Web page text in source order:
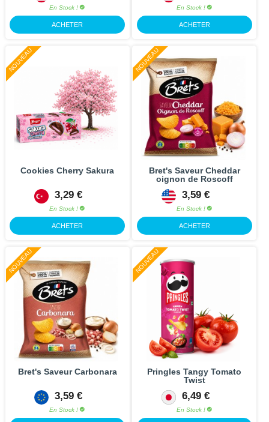
En Stock !
ACHETER
En Stock !
ACHETER
NOUVEAU
Cookies Cherry Sakura
3,29 €
En Stock !
ACHETER
NOUVEAU
Bret's Saveur Cheddar
oignon de Roscoff
3,59 €
En Stock !
ACHETER
NOUVEAU
Bret's Saveur Carbonara
3,59 €
En Stock !
NOUVEAU
Pringles Tangy Tomato
Twist
6,49 €
En Stock !